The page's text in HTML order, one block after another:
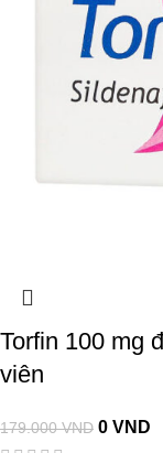
Torfin 100 mg
viên
179.000VND 0VND